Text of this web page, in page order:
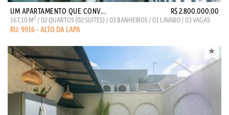
UM APARTAMENTO QUE CONV... R$ 2.800.000,00
167,10 M2 / 02 QUARTOS (02 SUITES) / 03 BANHEIROS / 01 LAVABO / 03 VAGAS
RU: 9916 - ALTO DA LAPA